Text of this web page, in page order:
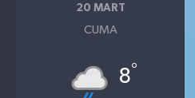
20 MART
CUMA
8°